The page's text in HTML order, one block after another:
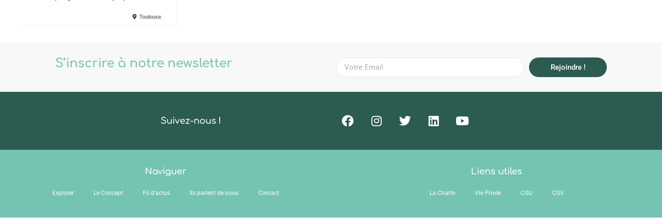
Toulouse.
S’inscrire à notre newsletter Rejoindre !
Suivez-nous !
Naviguer
Explorer Le Concept Fil d’actus Ils parlent de nous Contact
Liens utiles
La Charte Vie Privée CGU CGV